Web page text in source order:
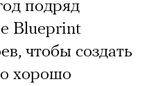
подряд
Blueprint
чтобы создать
хорошо